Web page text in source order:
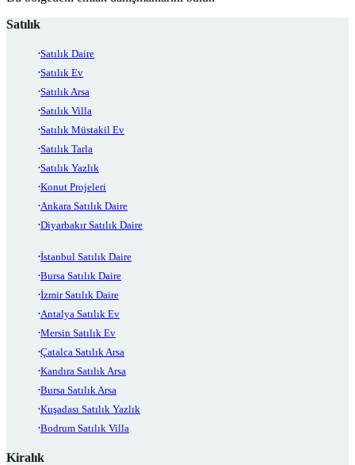
Satılık
Satılık Daire
Satılık Ev
Satılık Arsa
Satılık Villa
Satılık Müstakil Ev
Satılık Tarla
Satılık Yazlık
Konut Projeleri
Ankara Satılık Daire
Diyarbakır Satılık Daire
İstanbul Satılık Daire
Bursa Satılık Daire
İzmir Satılık Daire
Antalya Satılık Ev
Mersin Satılık Ev
Çatalca Satılık Arsa
Kandıra Satılık Arsa
Bursa Satılık Arsa
Kuşadası Satılık Yazlık
Bodrum Satılık Villa
Kiralık